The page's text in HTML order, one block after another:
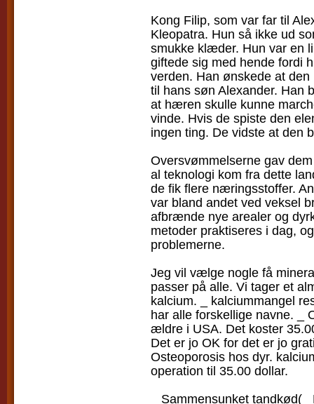
Kong Filip, som var far til
Kleopatra. Hun så ikke ud
smukke klæder. Hun var en
giftede sig med hende fordi
verden. Han ønskede at
til hans søn Alexander. Han
at hæren skulle kunne
vinde. Hvis de spiste den
ingen ting. De vidste at den
Oversvømmelserne gav
al teknologi kom fra dette
de fik flere næringsstoffer.
var bland andet ved veksel
afbrænde nye arealer og
metoder praktiseres i dag,
problemerne.
Jeg vil vælge nogle få
passer på alle. Vi tager et
kalcium. _ kalciummangel
har alle forskellige navne. _
ældre i USA. Det koster
Det er jo OK for det er jo
Osteoporosis hos dyr.
operation til 35.00 dollar.
_ Sammensunket